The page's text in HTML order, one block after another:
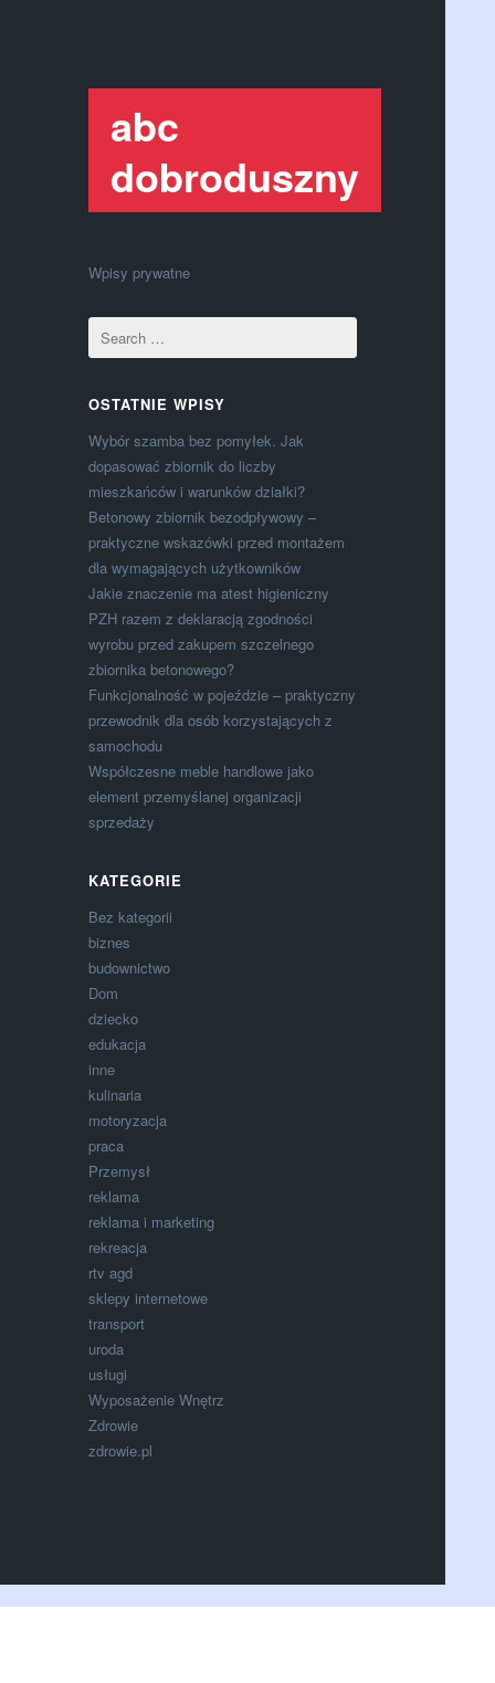
abc
dobroduszny
Wpisy prywatne
OSTATNIE WPISY
Wybór szamba bez pomyłek. Jak
dopasować zbiornik do liczby
mieszkańców i warunków działki?
Betonowy zbiornik bezodpływowy –
praktyczne wskazówki przed montażem
dla wymagających użytkowników
Jakie znaczenie ma atest higieniczny
PZH razem z deklaracją zgodności
wyrobu przed zakupem szczelnego
zbiornika betonowego?
Funkcjonalność w pojeździe – praktyczny
przewodnik dla osób korzystających z
samochodu
Współczesne meble handlowe jako
element przemyślanej organizacji
sprzedaży
KATEGORIE
Bez kategorii
biznes
budownictwo
Dom
dziecko
edukacja
inne
kulinaria
motoryzacja
praca
Przemysł
reklama
reklama i marketing
rekreacja
rtv agd
sklepy internetowe
transport
uroda
usługi
Wyposażenie Wnętrz
Zdrowie
zdrowie.pl